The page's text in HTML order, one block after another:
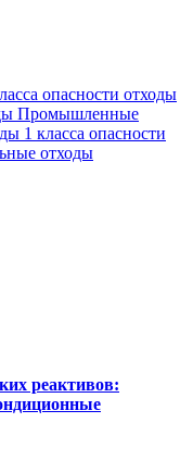
опасности отходы
Промышленные
1 класса опасности
отходы
реактивов: